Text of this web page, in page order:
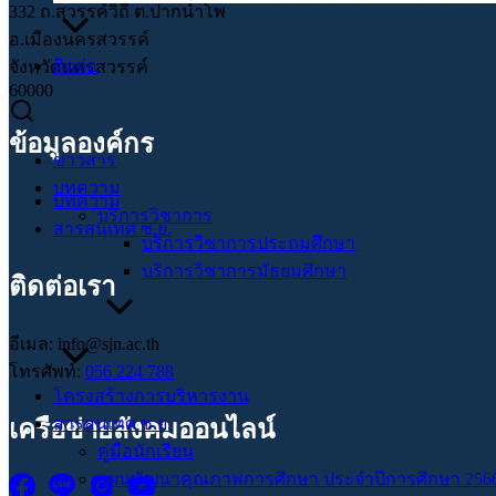
ติดต่อ
ข่าวสาร
บทความ
บริการวิชาการ
บริการวิชาการประถมศึกษา
บริการวิชาการมัธยมศึกษา
โครงสร้างการบริหารงาน
สารสนเทศ ซ.ย.
คู่มือนักเรียน
แผนพัฒนาคุณภาพการศึกษา ประจำปีการศึกษา 2566
332 ถ.สวรรค์วิถี ต.ปากน้ำโพ
อ.เมืองนครสวรรค์
จังหวัดนครสวรรค์
60000
ข้อมูลองค์กร
บทความ
สารสนเทศ ซ.ย.
ติดต่อเรา
อีเมล: info@sjn.ac.th
โทรศัพท์: 056 224 788
เครือข่ายสังคมออนไลน์